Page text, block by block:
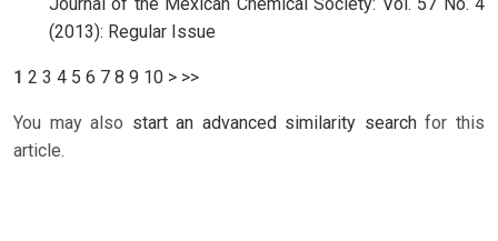
Journal of the Mexican Chemical Society: Vol. 57 No. 4
(2013): Regular Issue
1 2 3 4 5 6 7 8 9 10 > >>
You may also start an advanced similarity searchfor this
article.